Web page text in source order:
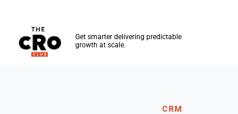
Get smarter delivering predictable
growth at scale.
CRM